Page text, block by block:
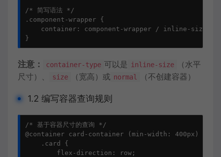
/* 简写语法 */
.component-wrapper {
    container: component-wrapper / inline-size;
}
注意： container-type 可以是 inline-size
（水平
尺寸）、
size （宽高）或 normal （不创建容器）
1.2 编写容器查询规则
/* 基于容器尺寸的查询 */
@container card-container (min-width: 400px) {
    .card {
        flex-direction: row;